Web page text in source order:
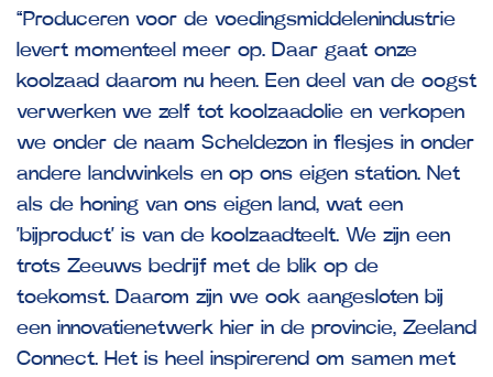
“Produceren voor de voedingsmiddelenindustrie
levert momenteel meer op. Daar gaat onze
koolzaad daarom nu heen. Een deel van de oogst
verwerken we zelf tot koolzaadolie en verkopen
we onder de naam Scheldezon in flesjes in onder
andere landwinkels en op ons eigen station. Net
als de honing van ons eigen land, wat een
‘bijproduct’ is van de koolzaadteelt. We zijn een
trots Zeeuws bedrijf met de blik op de
toekomst. Daarom zijn we ook aangesloten bij
een innovatienetwerk hier in de provincie, Zeeland
Connect. Het is heel inspirerend om samen met